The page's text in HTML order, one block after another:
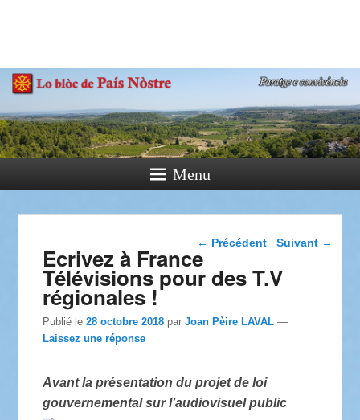
Paratge e Convivència
Menu
Navigation dans les
← Précédent Suivant →
Ecrivez à France
Télévisions pour des T.V
régionales !
Publié le28 octobre 2018 parJoan Pèire LAVAL —
Laissez une réponse
Avant la présentation du projet de loi
gouvernemental sur l’audiovisuel public